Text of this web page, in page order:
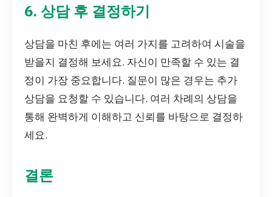
6. 상담 후 결정하기
상담을 마친 후에는 여러 가지를 고려하여 시술을
받을지 결정해 보세요. 자신이 만족할 수 있는 결
정이 가장 중요합니다. 질문이 많은 경우는 추가
상담을 요청할 수 있습니다. 여러 차례의 상담을
통해 완벽하게 이해하고 신뢰를 바탕으로 결정하
세요.
결론